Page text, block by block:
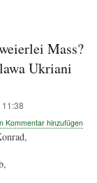
Mass?
Ukriani
Kommentar hinzufügen